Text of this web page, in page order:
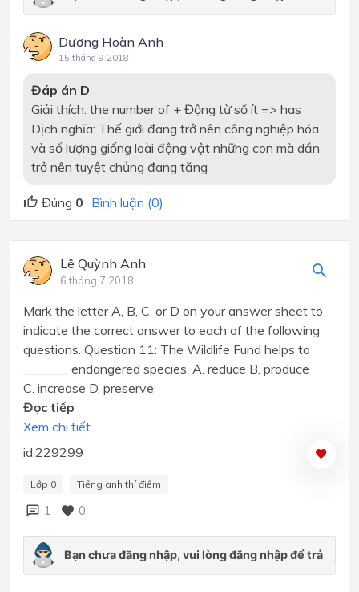
Dương Hoàn Anh
15 tháng 9 2018
Đáp án D
Giải thích: the number of + Động từ số ít => has
Dịch nghĩa: Thế giới đang trở nên công nghiệp hóa
và số lượng giống loài động vật những con mà dần
trở nên tuyệt chủng đang tăng
Đúng 0 Bình luận (0)
Lê Quỳnh Anh
6 tháng 7 2018
Mark the letter A, B, C, or D on your answer sheet to
indicate the correct answer to each of the following
questions. Question 11: The Wildlife Fund helps to
_______ endangered species. A. reduce B. produce
C. increase D. preserve
Đọc tiếp
Xem chi tiết
id:229299
Lớp 0 Tiếng anh thí điểm
1 0